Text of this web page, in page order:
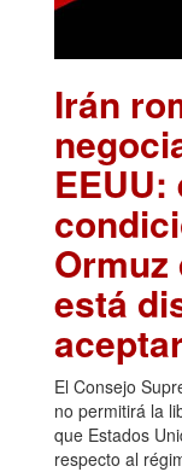
Irán
Ormuz
está
aceptar
El Consejo
no permitirá la
que Estados
respecto al